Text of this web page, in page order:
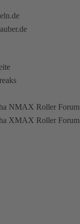
NMAX Roller Forum
XMAX Roller Forum